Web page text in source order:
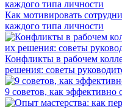
Как мотивировать
каждого типа личности
Конфликты в рабочем
решения: советы
9 советов, как эффективно